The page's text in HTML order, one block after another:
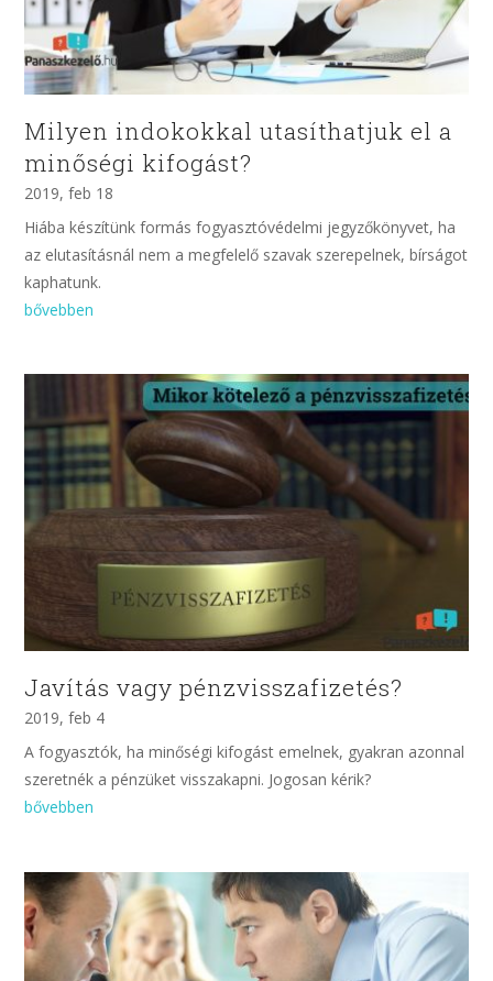
Milyen indokokkal utasíthatjuk el a
minőségi kifogást?
2019, feb 18
Hiába készítünk formás fogyasztóvédelmi jegyzőkönyvet, ha
az elutasításnál nem a megfelelő szavak szerepelnek, bírságot
kaphatunk.
bővebben
Javítás vagy pénzvisszafizetés?
2019, feb 4
A fogyasztók, ha minőségi kifogást emelnek, gyakran azonnal
szeretnék a pénzüket visszakapni. Jogosan kérik?
bővebben